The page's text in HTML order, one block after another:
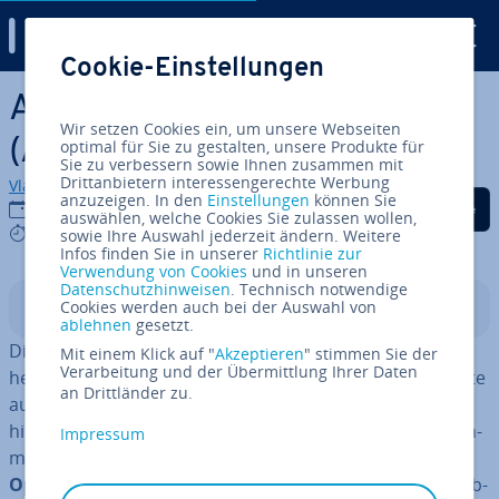
Zum Haupt­in­halt springen
Ac­ce­le­ra­ted Mobile Pages
(AMP)
Vladimir Simovic
19.02.2019
4 mins
Auf Facebook teilen
Auf Twitter teilen
Auf LinkedIn
In­halts­ver­zeich­nis
Die Ac­ce­le­ra­ted Mobile Pages, oder auch kurz AMP,
heben die Sur­f­erfah­rung von Nutzern mobiler Endgeräte
auf ein neues Level. Das ist zumindest der Plan, der
hinter der jüngst ver­öf­fent­lich­ten Tech­no­lo­gie des Such­
ma­schi­nen-Giganten Google steckt. Hin­ter­grund des
Open-Source-Projekts, dessen Ent­wick­lung auf der Web­
Cookie-Einstellungen
Wir setzen Cookies ein, um unsere Webseiten
optimal für Sie zu gestalten, unsere Produkte für
Sie zu verbessern sowie Ihnen zusammen mit
Drittanbietern interessengerechte Werbung
anzuzeigen. In den Einstellungen können Sie
auswählen, welche Cookies Sie zulassen wollen,
sowie Ihre Auswahl jederzeit ändern. Weitere
Infos finden Sie in unserer Richtlinie zur
Verwendung von Cookies und in unseren
Datenschutzhinweisen. Technisch notwendige
Cookies werden auch bei der Auswahl von
ablehnen gesetzt.
Mit einem Klick auf "Akzeptieren" stimmen Sie der
Verarbeitung und der Übermittlung Ihrer Daten
an Drittländer zu.
Impressum